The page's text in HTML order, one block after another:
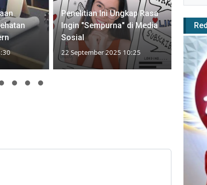
Penelitian Ini Ungkap Rasa
Ingin "Sempurna" di Media
Sosial
22 September 2025 10:25